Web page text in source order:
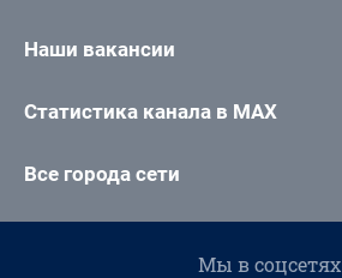
Наши вакансии
Статистика канала в MAX
Все города сети
Мы в соцсетях